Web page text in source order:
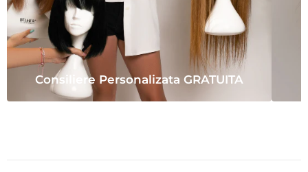
Consiliere Personalizata GRATUITA